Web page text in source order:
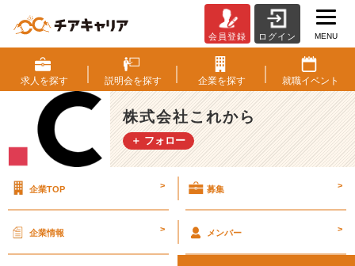
定
者
イ
ン
タ
ー
リ
【株
会員登録 ログイン MENU
求人を探す 説明会を探す 企業を探す 就職イベント
株式会社これから
＋ フォロー
企業TOP > 募集 >
企業情報 > メンバー >